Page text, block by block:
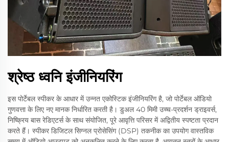
श्रेष्ठ ध्वनि इंजीनियरिंग
इस पोर्टेबल स्पीकर के आधार में उन्नत एकोस्टिक इंजीनियरिंग है, जो पोर्टेबल ऑडियो
गुणवत्ता के लिए नए मानक निर्धारित करती है। डुअल 40 मिमी उच्च-प्रदर्शन ड्राइवर्स,
निष्क्रिय बास रेडिएटर्स के साथ संयोजित, पूरे आवृत्ति परिसर में अद्वितीय स्पष्टता प्रदान
करते हैं। स्पीकर डिजिटल सिग्नल प्रोसेसिंग (DSP) तकनीक का उपयोग वास्तविक